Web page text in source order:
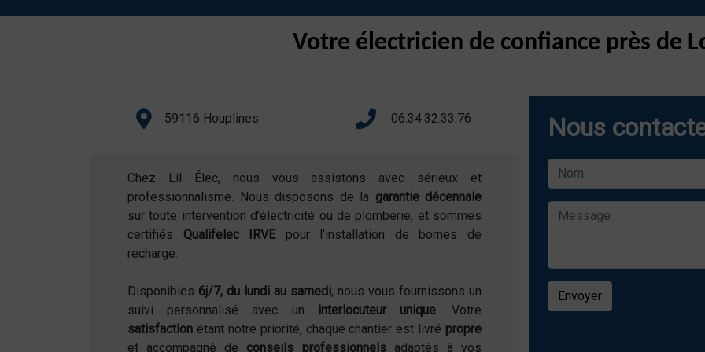
Votre électricien de confiance près de
59116 Houplines 06.34.32.33.76
Chez Lil Élec, nous vous assistons avec sérieux et
professionnalisme. Nous disposons de la garantie décennale
sur toute intervention d’électricité ou de plomberie, et sommes
certifiés Qualifelec IRVEpour l’installation de bornes de
recharge.
Disponibles 6j/7, du lundi au samedi, nous vous fournissons un
suivi personnalisé avec un
interlocuteur unique. Votre
satisfaction étant notre priorité, chaque chantier est livré propre
et accompagné de conseils professionnelsadaptés à vos
Nous
Envoyer